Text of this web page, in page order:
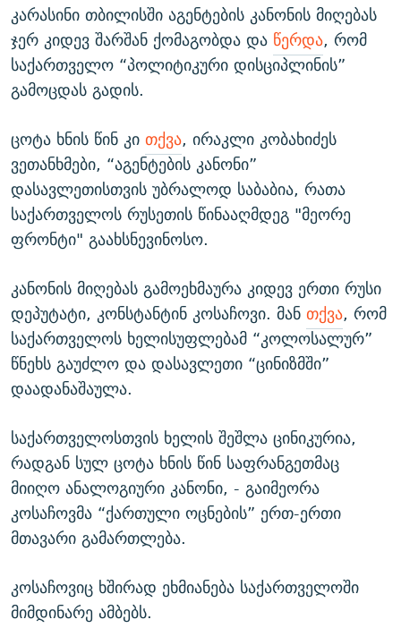
კარასინი თბილისში აგენტების კანონის მიღებას
ჯერ კიდევ შარშან ქომაგობდა და წერდა, რომ
საქართველო “პოლიტიკური დისციპლინის”
გამოცდას გადის.
ცოტა ხნის წინ კითქვა, ირაკლი კობახიძეს
ვეთანხმები, “აგენტების კანონი”
დასავლეთისთვის უბრალოდ საბაბია, რათა
საქართველოს რუსეთის წინააღმდეგ "მეორე
ფრონტი" გაახსნევინოსო.
კანონის მიღებას გამოეხმაურა კიდევ ერთი რუსი
დეპუტატი, კონსტანტინ კოსაჩოვი. მანთქვა, რომ
საქართველოს ხელისუფლებამ “კოლოსალურ”
წნეხს გაუძლო და დასავლეთი “ცინიზმში”
დაადანაშაულა.
საქართველოსთვის ხელის შეშლა ცინიკურია,
რადგან სულ ცოტა ხნის წინ საფრანგეთმაც
მიიღო ანალოგიური კანონი, - გაიმეორა
კოსაჩოვმა “ქართული ოცნების” ერთ-ერთი
მთავარი გამართლება.
კოსაჩოვიც ხშირად ეხმიანება საქართველოში
მიმდინარე ამბებს.